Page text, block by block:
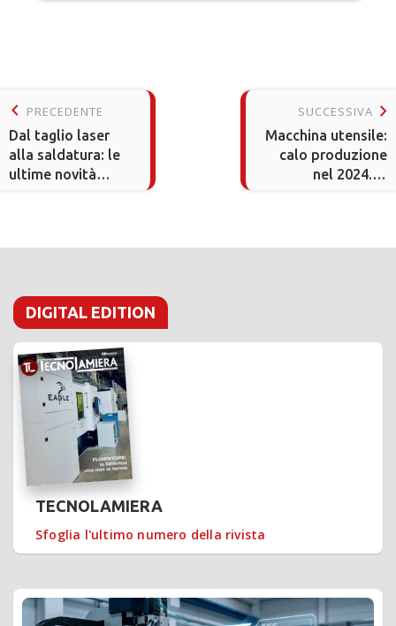
keyboard_arrow_left PRECEDENTE
Dal taglio laser
alla saldatura: le
ultime novità
SUCCESSIVA keyboard_arrow_right
Macchina utensile:
calo produzione
nel 2024. Si
DIGITAL EDITION
TECNOLAMIERA
Sfoglia l'ultimo numero della rivista